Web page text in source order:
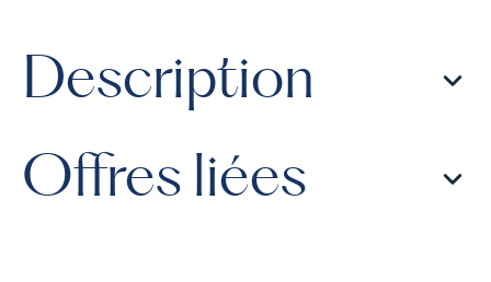
Description
Offres liées